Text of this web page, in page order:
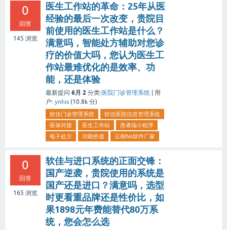
0
回答
145 浏览
医生工作站的革命：25年从医
经验的最后一次改变，贵院目
前使用的医生工作站是什么？
满意吗，智能处方辅助对您诊
疗的价值大吗，您认为医生工
作站最难优化的是效率、功
能，还是体验
最新提问 6月 2 分类:医院门诊管理系统 | 用
户: ynhis (10.8k 分)
软佳门诊管理系统
软佳医院信息管理系统
医保对接
医生工作站
患者端小程序
电子处方
功能价值 云南his软件厂家
0
回答
165 浏览
软佳与进口系统的正面交锋：
国产逆袭，贵院使用的系统是
国产还是进口？满意吗，选型
时更看重品牌还是性价比，如
果1898元年费能替代80万系
统，您会怎么选